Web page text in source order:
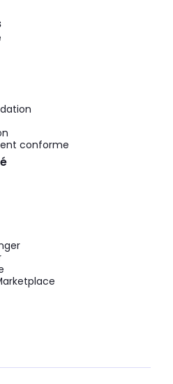
conforme